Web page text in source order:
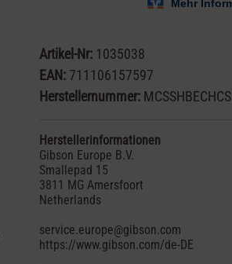
Artikel-Nr: 1035038
EAN: 711106157597
Herstellernummer: MCSSHBECHCS
Herstellerinformationen
Gibson Europe B.V.
Smallepad 15
3811 MG Amersfoort
Netherlands
service.europe@gibson.com
https://www.gibson.com/de-DE